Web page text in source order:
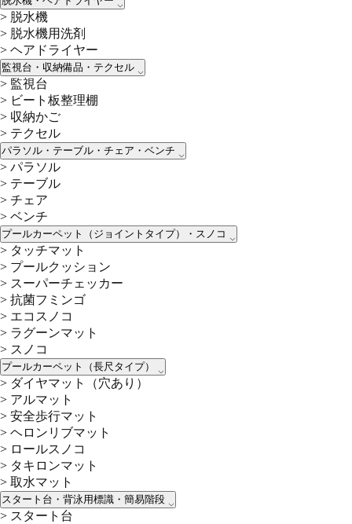
> 脱水機
> 脱水機用洗剤
> ヘアドライヤー
監視台・収納備品・テクセル
> 監視台
> ビート板整理棚
> 収納かご
> テクセル
パラソル・テーブル・チェア・ベンチ
> パラソル
> テーブル
> チェア
> ベンチ
プールカーペット（ジョイントタイプ）・スノコ
> タッチマット
> プールクッション
> スーパーチェッカー
> 抗菌フミンゴ
> エコスノコ
> ラグーンマット
> スノコ
プールカーペット（長尺タイプ）
> ダイヤマット（穴あり）
> アルマット
> 安全歩行マット
> ヘロンリブマット
> ロールスノコ
> タキロンマット
> 取水マット
スタート台・背泳用標識・簡易階段
> スタート台